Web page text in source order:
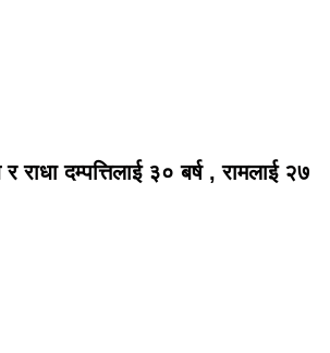
राधा दम्पत्तिलाई ३० बर्ष , रामलाई २७